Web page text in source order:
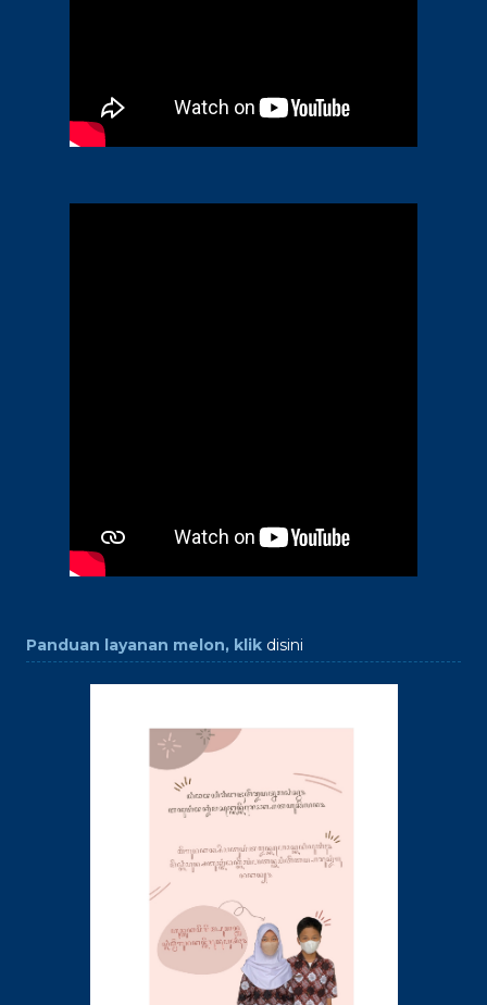
Panduan layanan melon, klik disini